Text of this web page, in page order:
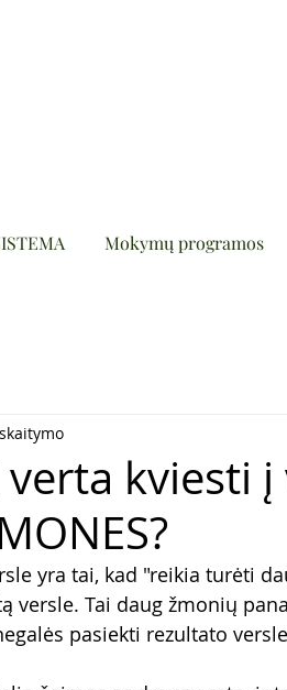
Mokymų programos
kviesti į
yra tai, kad "reikia turėti
versle. Tai daug žmonių
pasiekti rezultato